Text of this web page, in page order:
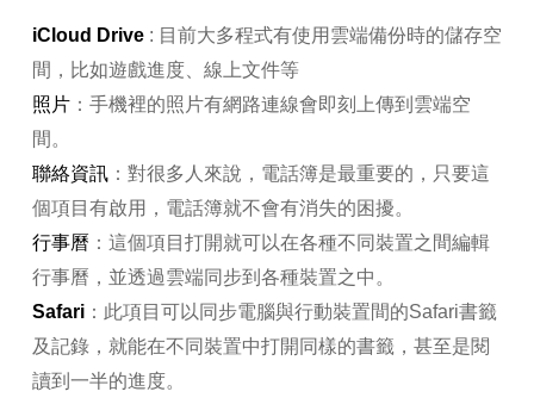
iCloud Drive: 目前大多程式有使用雲端備份時的儲存空
間，比如遊戲進度、線上文件等
照片：手機裡的照片有網路連線會即刻上傳到雲端空
間。
聯絡資訊：對很多人來說，電話簿是最重要的，只要這
個項目有啟用，電話簿就不會有消失的困擾。
行事曆 ：這個項目打開就可以在各種不同裝置之間編輯
行事曆，並透過雲端同步到各種裝置之中。
Safari：此項目可以同步電腦與行動裝置間的Safari書籤
及記錄，就能在不同裝置中打開同樣的書籤，甚至是閱
讀到一半的進度。